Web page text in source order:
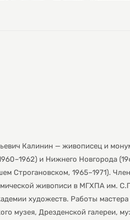
Калинин — живописец и
и Нижнего Новгорода
Строгановском, 1965–1971).
живописи в МГХПА им.
художеств. Работы
музея, Дрезденской галереи,